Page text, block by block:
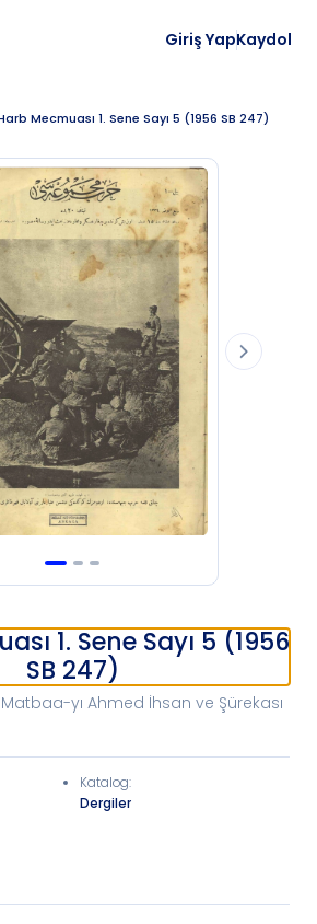
Giriş YapKaydol
Mecmuası 1. Sene Sayı 5 (1956 SB 247)
1. Sene Sayı 5 (1956
SB 247)
Matbaa-yı Ahmed İhsan ve Şürekası
Katalog:
Dergiler